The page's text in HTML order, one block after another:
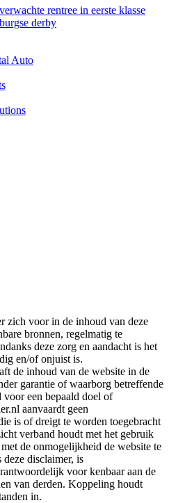
rentree in eerste klasse
derby
Auto
zich voor in de inhoud van deze
bronnen, regelmatig te
deze zorg en aandacht is het
en/of onjuist is.
de inhoud van de website in de
garantie of waarborg betreffende
een bepaald doel of
aanvaardt geen
is of dreigt te worden toegebracht
verband houdt met het gebruik
de onmogelijkheid de website te
disclaimer, is
voor kenbaar aan de
van derden. Koppeling houdt
in.